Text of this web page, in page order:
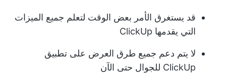
قد يستغرق الأمر بعض الوقت لتعلم جميع الميزات
التي يقدمها ClickUp
لا يتم دعم جميع طرق العرض على تطبيق
ClickUp للجوال حتى الآن